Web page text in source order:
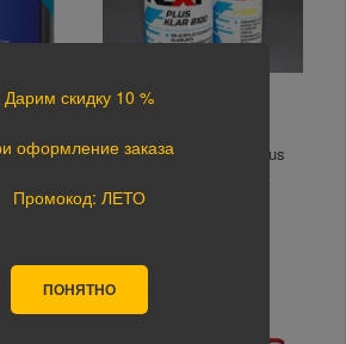
мл.
Лак акриловый 8100 Plus
klar SR 2+1 H8910 Next
5л+2.5л
Дарим скидку 10 %
оформление заказа
Промокод: ЛЕТО
ПОНЯТНО